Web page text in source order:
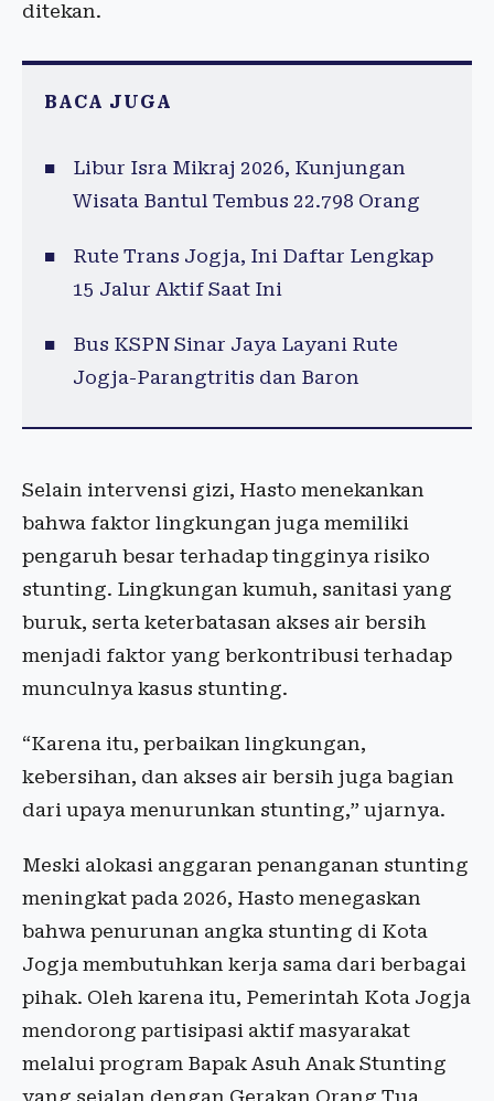
ditekan.
BACA JUGA
Libur Isra Mikraj 2026, Kunjungan
Wisata Bantul Tembus 22.798 Orang
Rute Trans Jogja, Ini Daftar Lengkap
15 Jalur Aktif Saat Ini
Bus KSPN Sinar Jaya Layani Rute
Jogja-Parangtritis dan Baron
Selain intervensi gizi, Hasto menekankan
bahwa faktor lingkungan juga memiliki
pengaruh besar terhadap tingginya risiko
stunting. Lingkungan kumuh, sanitasi yang
buruk, serta keterbatasan akses air bersih
menjadi faktor yang berkontribusi terhadap
munculnya kasus stunting.
“Karena itu, perbaikan lingkungan,
kebersihan, dan akses air bersih juga bagian
dari upaya menurunkan stunting,” ujarnya.
Meski alokasi anggaran penanganan stunting
meningkat pada 2026, Hasto menegaskan
bahwa penurunan angka stunting di Kota
Jogja membutuhkan kerja sama dari berbagai
pihak. Oleh karena itu, Pemerintah Kota Jogja
mendorong partisipasi aktif masyarakat
melalui program Bapak Asuh Anak Stunting
yang sejalan dengan Gerakan Orang Tua